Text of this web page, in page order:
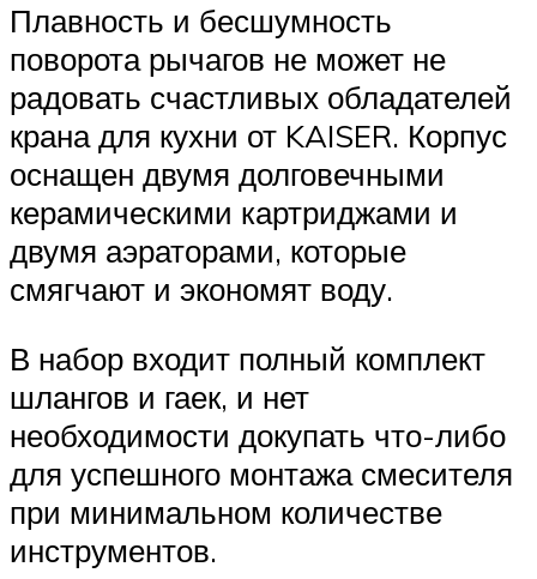
Плавность и бесшумность
поворота рычагов не может не
радовать счастливых обладателей
крана для кухни от KAISER. Корпус
оснащен двумя долговечными
керамическими картриджами и
двумя аэраторами, которые
смягчают и экономят воду.
В набор входит полный комплект
шлангов и гаек, и нет
необходимости докупать что-либо
для успешного монтажа смесителя
при минимальном количестве
инструментов.